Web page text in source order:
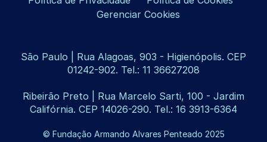
Gerenciar Cookies
São Paulo | Rua Alagoas, 903 - Higienópolis. CEP
01242-902. Tel.: 11 36627208
Ribeirão Preto | Rua Marcelo Sarti, 100 - Jardim
Califórnia. CEP 14026-290. Tel.: 16 3913-6364
© Fundação Armando Alvares Penteado 2025